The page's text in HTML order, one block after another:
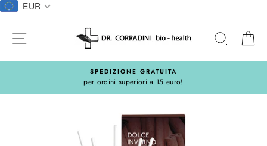
Salta
contentuto
EUR
NAVIGAZIONE DEL SITO CERCA
SPEDIZIONE GRATUITA
per ordini superiori a 15 euro!